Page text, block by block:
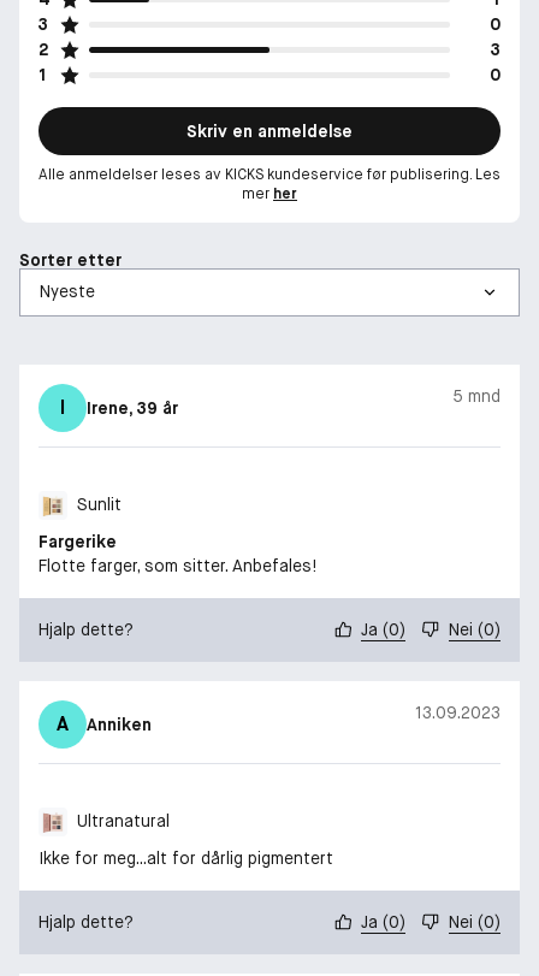
3
0
2
3
1
0
Skriv en anmeldelse
Alle anmeldelser leses av KICKS kundeservice før publisering. Les
mer her
Sorter etter
I Irene, 39 år
5 mnd
Sunlit
Fargerike
Flotte farger, som sitter. Anbefales!
Hjalp dette? Ja (0) Nei (0)
A Anniken
13.09.2023
Ultranatural
Ikke for meg...alt for dårlig pigmentert
Hjalp dette? Ja (0) Nei (0)